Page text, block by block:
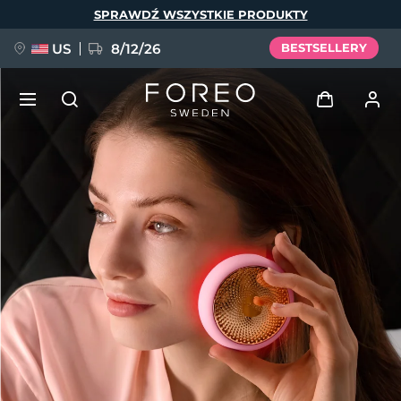
SPRAWDŹ WSZYSTKIE PRODUKTY
US 8/12/26 BESTSELLERY
Zaloguj
Profil użytkownika
Moje urządzenia
Moje zamówienia
Moje adresy
Moje subskrypcje
NOWOŚĆ
FAQ™ Pure Beauty-Tech Elixir
BREAKING NEWS
issa™ Teeth Whitening Set
Deutsch
Español
Français
Italiano
Português
Polski
Svenska
Русский
Türkçe
简体中文 繁體中文